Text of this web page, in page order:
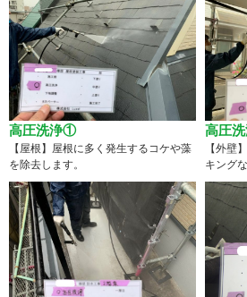
高圧洗浄①
【屋根】屋根に多く発生するコケや藻
を除去します。
高圧
【外壁
キング